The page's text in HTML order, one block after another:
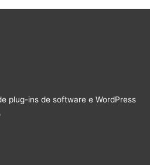
plug-ins de software e WordPress